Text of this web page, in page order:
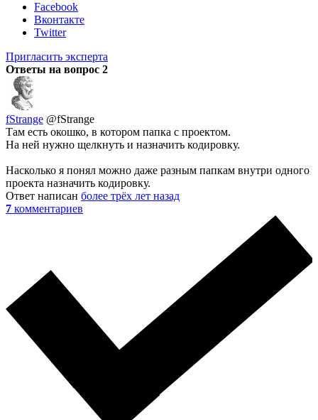
Facebook
Вконтакте
Twitter
Пригласить эксперта
Ответы на вопрос 2
fStrange @fStrange
Там есть окошко, в котором папка с проектом.
На ней нужно щелкнуть и назначить кодировку.
Насколько я понял можно даже разным папкам внутри одного
проекта назначить кодировку.
Ответ написан более трёх лет назад
7 комментариев